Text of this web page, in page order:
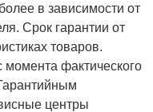
в зависимости от
Срок гарантии от
товаров.
момента фактического
центры